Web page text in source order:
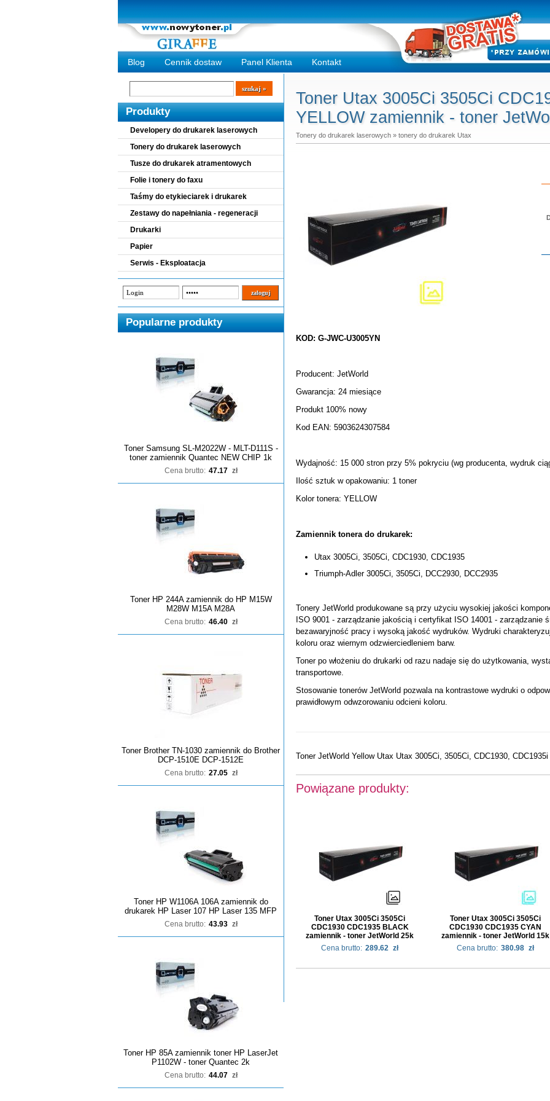
Blog Cennik dostaw Panel Klienta Kontakt
Wyszukiwarka
szukaj
Produkty
Developery do drukarek laserowych
Tonery do drukarek laserowych
Tusze do drukarek atramentowych
Folie i tonery do faxu
Taśmy do etykieciarek i drukarek
Zestawy do napełniania - regeneracji
Drukarki
Papier
Serwis - Eksploatacja
Popularne produkty
Toner Samsung SL-M2022W - MLT-D111S -
toner zamiennik Quantec NEW CHIP 1k
Cena brutto: 47.17 zł
Toner HP 244A zamiennik do HP M15W
M28W M15A M28A
Cena brutto: 46.40 zł
Toner Brother TN-1030 zamiennik do Brother
DCP-1510E DCP-1512E
Cena brutto: 27.05 zł
Toner HP W1106A 106A zamiennik do
drukarek HP Laser 107 HP Laser 135 MFP
Cena brutto: 43.93 zł
Toner HP 85A zamiennik toner HP LaserJet
P1102W - toner Quantec 2k
Cena brutto: 44.07 zł
Toner Utax 3005Ci 3505Ci
YELLOW zamiennik - toner
Tonery do drukarek laserowych » tonery do drukarek Utax
KOD: G-JWC-U3005YN
Producent: JetWorld
Gwarancja: 24 miesiące
Produkt 100% nowy
Kod EAN: 5903624307584
Wydajność: 15 000 stron przy 5% pokryciu (wg producenta, wydruk
Ilość sztuk w opakowaniu: 1 toner
Kolor tonera: YELLOW
Zamiennik tonera do drukarek:
Utax 3005Ci, 3505Ci, CDC1930, CDC1935
Triumph-Adler 3005Ci, 3505Ci, DCC2930, DCC2935
Tonery JetWorld produkowane są przy użyciu wysokiej jakości
ISO 9001 - zarządzanie jakością i certyfikat ISO 14001 - zarządzanie
bezawaryjność pracy i wysoką jakość wydruków. Wydruki
koloru oraz wiernym odzwierciedleniem barw.
Toner po włożeniu do drukarki od razu nadaje się do użytkowania,
transportowe.
Stosowanie tonerów JetWorld pozwala na kontrastowe wydruki o
prawidłowym odwzorowaniu odcieni koloru.
Toner JetWorld Yellow Utax Utax 3005Ci, 3505Ci, CDC1930,
Powiązane produkty:
Toner Utax 3005Ci 3505Ci
CDC1930 CDC1935 BLACK
zamiennik - toner JetWorld 25k
Cena brutto: 289.62 zł
Toner Utax 3005Ci 3505Ci
CDC1930 CDC1935 CYAN
zamiennik - toner JetWorld 15k
Cena brutto: 380.98 zł